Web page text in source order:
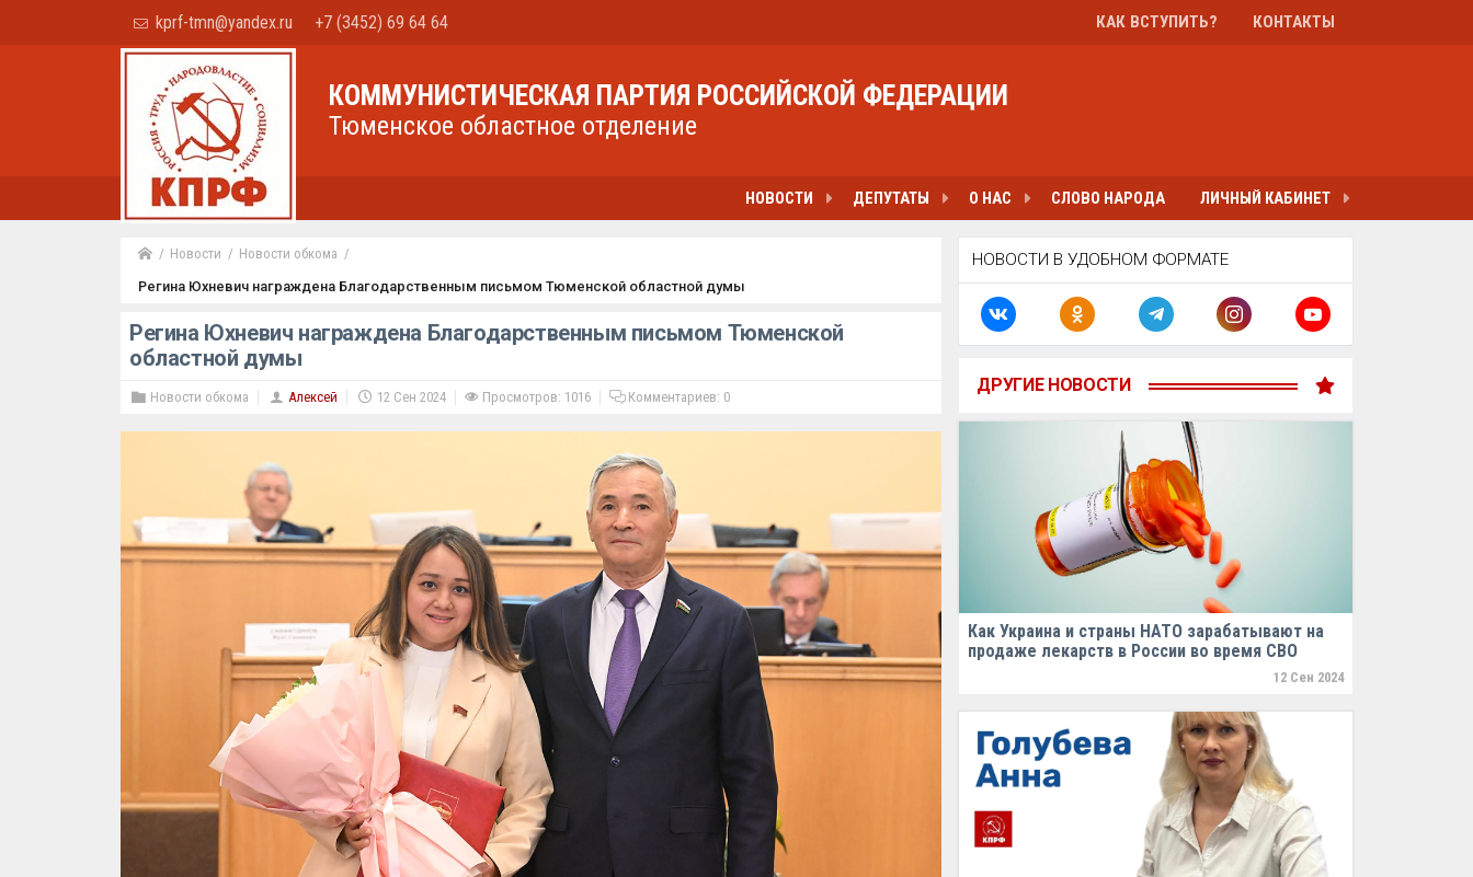
kprf-tmn@yandex.ru +7 (3452) 69 64 64 КАК ВСТУПИТЬ? КОНТАКТЫ
КОММУНИСТИЧЕСКАЯ ПАРТИЯ РОССИЙСКОЙ ФЕДЕРАЦИИ
Тюменское областное отделение
НОВОСТИ ДЕПУТАТЫ О НАС СЛОВО НАРОДА ЛИЧНЫЙ КАБИНЕТ
Новости
Новости обкома
Регина Юхневич награждена Благодарственным письмом Тюменской областной думы
Регина Юхневич награждена Благодарственным письмом Тюменской
областной думы
Новости обкома Алексей 12 Сен 2024 Просмотров: 1016 Комментариев: 0
НОВОСТИ В УДОБНОМ ФОРМАТЕ
ДРУГИЕ НОВОСТИ
Как Украина и страны НАТО зарабатывают на
продаже лекарств в России во время СВО
12 Сен 2024